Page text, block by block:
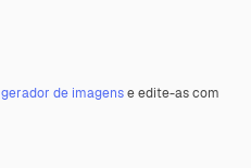
gerador de imagense edite-as com